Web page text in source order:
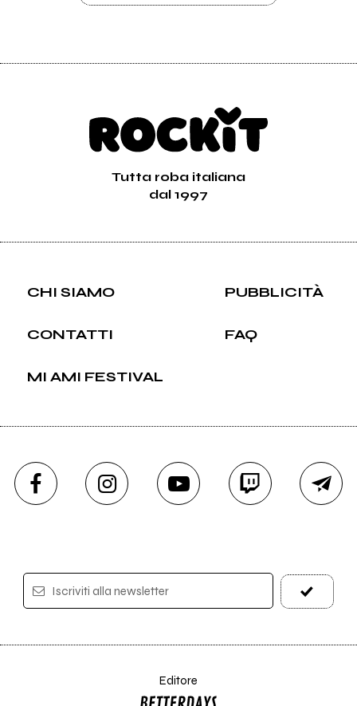
Tutta roba italiana
dal 1997
CHI SIAMO PUBBLICITÀ
CONTATTI FAQ
MI AMI FESTIVAL
Iscriviti alla newsletter
Editore